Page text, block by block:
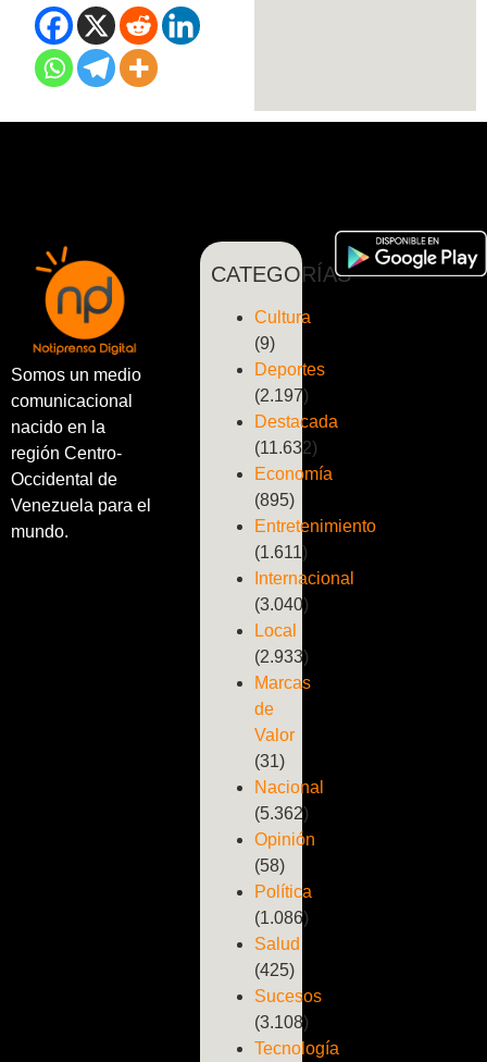
Somos un medio
comunicacional
nacido en la
región Centro-
Occidental de
Venezuela para el
mundo.
CATEGORÍAS
Cultura
(9)
Deportes
(2.197)
Destacada
(11.632)
Economía
(895)
Entretenimiento
(1.611)
Internacional
(3.040)
Local
(2.933)
Marcas
de
Valor
(31)
Nacional
(5.362)
Opinión
(58)
Política
(1.086)
Salud
(425)
Sucesos
(3.108)
Tecnología